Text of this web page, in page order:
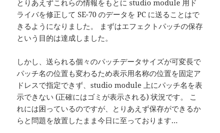
とりあえずこれらの情報をもとに studio module 用ド
ライバを修正して SE-70 のデータを PC に送ることはで
きるようになりました。 まずはエフェクトパッチの保存
という目的は達成しました。
しかし、送られる個々のパッチデータサイズが可変長で
パッチ名の位置も変わるため表示用名称の位置を固定ア
ドレスで指定できず、studio module 上にパッチ名を表
示できない (正確にはゴミが表示される) 状況です。 こ
れには困っているのですが、とりあえず保存ができるか
らと問題を放置したまま今日に至っております…